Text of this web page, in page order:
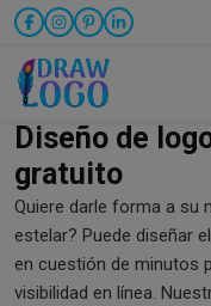
Diseño de
gratuito
Quiere darle forma a su
estelar? Puede diseñar
en cuestión de minutos
visibilidad en línea.